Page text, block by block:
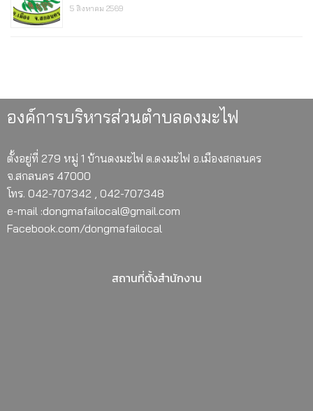
5 สิงหาคม 2569
องค์การบริหารส่วนตำบลดงมะไฟ
ตั้งอยู่ที่ 279 หมู่ 1 บ้านดงมะไฟ ต.ดงมะไฟ อ.เมืองสกลนคร
จ.สกลนคร 47000
โทร. 042-707342 , 042-707348
e-mail :dongmafailocal@gmail.com
Facebook.com/dongmafailocal
สถานที่ตั้งสำนักงาน